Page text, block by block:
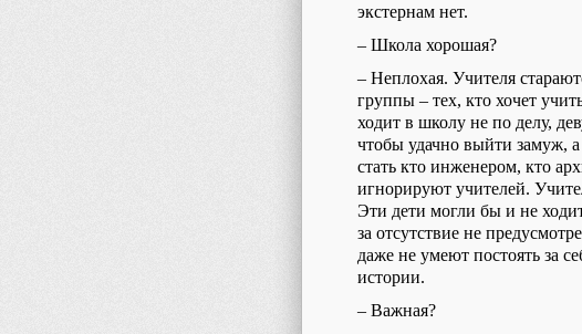
экстернам нет.
– Школа хорошая?
– Неплохая. Учителя
группы – тех, кто хочет
ходит в школу не по делу,
чтобы удачно выйти замуж,
стать кто инженером, кто
игнорируют учителей.
Эти дети могли бы и не
за отсутствие не
даже не умеют постоять за
истории.
– Важная?